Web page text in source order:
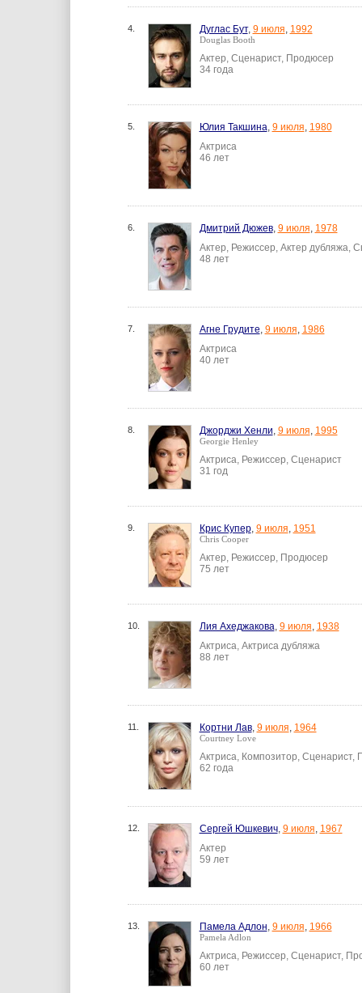
4. Дуглас Бут, 9 июля, 1992
Douglas Booth
Актер, Сценарист, Продюсер
34 года
5. Юлия Такшина, 9 июля, 1980
Актриса
46 лет
6. Дмитрий Дюжев, 9 июля, 1978
Актер, Режиссер, Актер дубляжа,
48 лет
7. Агне Грудите, 9 июля, 1986
Актриса
40 лет
8. Джорджи Хенли, 9 июля, 1995
Georgie Henley
Актриса, Режиссер, Сценарист
31 год
9. Крис Купер, 9 июля, 1951
Chris Cooper
Актер, Режиссер, Продюсер
75 лет
10. Лия Ахеджакова, 9 июля, 1938
Актриса, Актриса дубляжа
88 лет
11. Кортни Лав, 9 июля, 1964
Courtney Love
Актриса, Композитор, Сценарист,
62 года
12. Сергей Юшкевич, 9 июля, 1967
Актер
59 лет
13. Памела Адлон, 9 июля, 1966
Pamela Adlon
Актриса, Режиссер, Сценарист,
60 лет